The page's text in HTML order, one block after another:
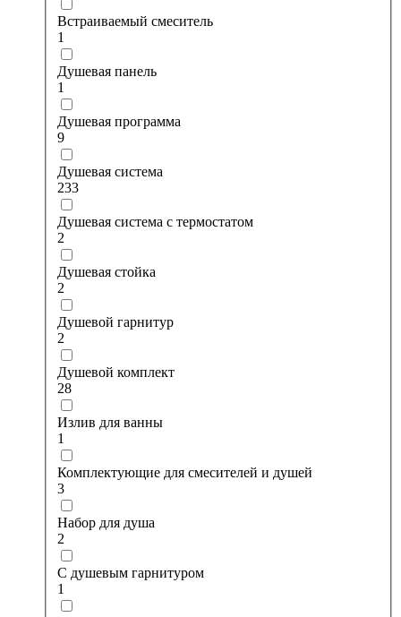
Встраиваемый смеситель
1
Душевая панель
1
Душевая программа
9
Душевая система
233
Душевая система с термостатом
2
Душевая стойка
2
Душевой гарнитур
2
Душевой комплект
28
Излив для ванны
1
Комплектующие для смесителей и душей
3
Набор для душа
2
С душевым гарнитуром
1